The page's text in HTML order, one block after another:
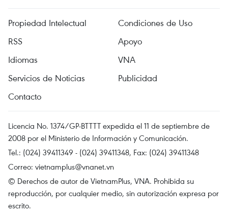
Propiedad Intelectual
Condiciones de Uso
RSS
Apoyo
Idiomas
VNA
Servicios de Noticias
Publicidad
Contacto
Licencia No. 1374/GP-BTTTT expedida el 11 de septiembre de
2008 por el Ministerio de Información y Comunicación.
Tel.: (024) 39411349 - (024) 39411348, Fax: (024) 39411348
Correo: vietnamplus@vnanet.vn
© Derechos de autor de VietnamPlus, VNA. Prohibida su
reproducción, por cualquier medio, sin autorización expresa por
escrito.